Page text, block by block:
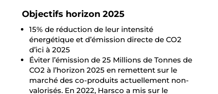
Objectifs horizon 2025
15% de réduction de leur intensité
énergétique et d’émission directe de CO2
d’ici à 2025
Éviter l’émission de 25 Millions de Tonnes de
CO2 à l’horizon 2025 en remettent sur le
marché des co-produits actuellement non-
valorisés. En 2022, Harsco a mis sur le